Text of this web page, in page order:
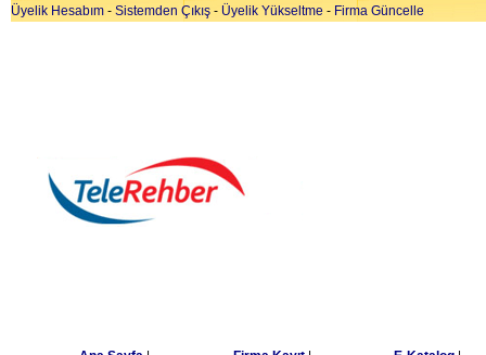
Üyelik Hesabım - Sistemden Çıkış - Üyelik Yükseltme - Firma Güncelle